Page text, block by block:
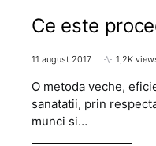
Ce este
11 august 2017 1,2K
O metoda veche,
sanatatii, prin
munci si…